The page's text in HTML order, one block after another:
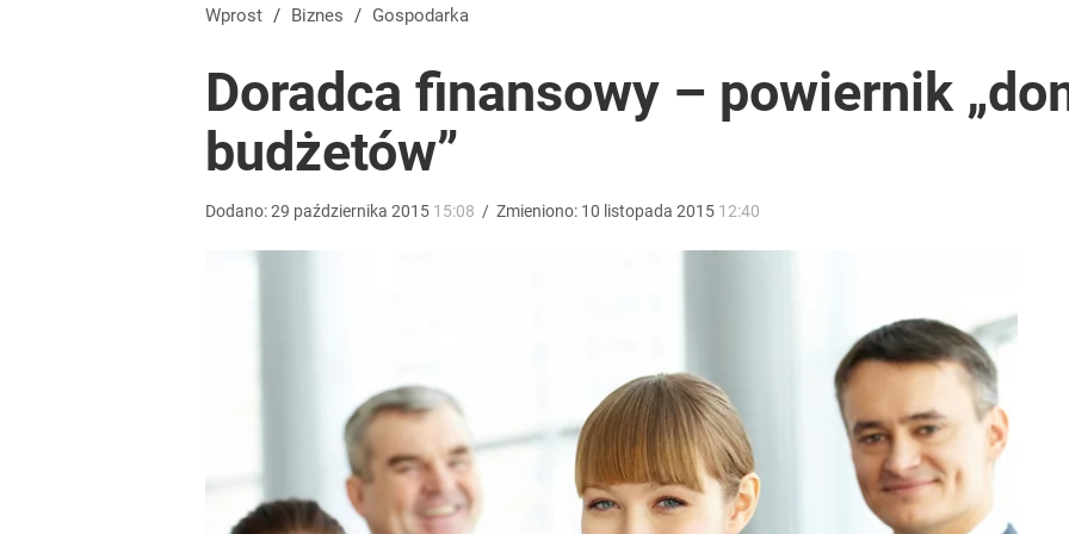
Polacy rzucili się na przywrócone świadczenie. Prawie 2 mln wniosków w miesiąc
Dobra passa złotego trwa. Kursy walut 6 sierpnia 2026 r.
Wprost / Biznes / Gospodarka
Doradca finansowy – powiernik
budżetów”
Dodano:29 października 2015 15:08 / Zmieniono: 10 listopada 2015 12:40